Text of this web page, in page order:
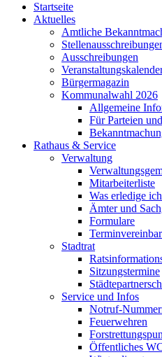
Startseite
Aktuelles
Amtliche
Ausschreibungen
Bürgermagazin
Kommunalwahl 2026
Allgemeine
Für Parteien
Rathaus & Service
Verwaltung
Mitarbeiterliste
Was erledige
Ämter und
Formulare
Stadtrat
Sitzungstermine
Service und Infos
Notruf-
Feuerwehren
Öffentliches